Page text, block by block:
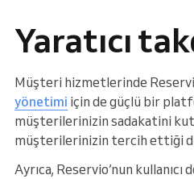
Yaratıcı
Müşteri hizmetlerinde
yönetimi için de güçlü bir
müşterilerinizin sadakatini
müşterilerinizin tercih ettiği
Ayrıca, Reservio’nun